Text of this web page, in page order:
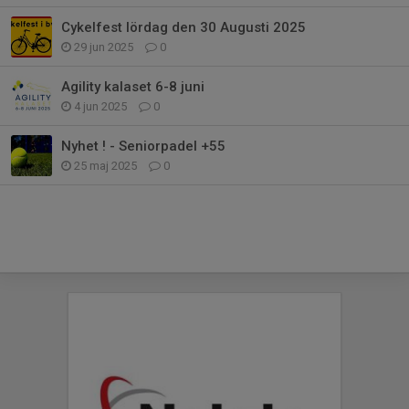
Cykelfest lördag den 30 Augusti 2025
29 jun 2025 0
Agility kalaset 6-8 juni
4 jun 2025 0
Nyhet ! - Seniorpadel +55
25 maj 2025 0